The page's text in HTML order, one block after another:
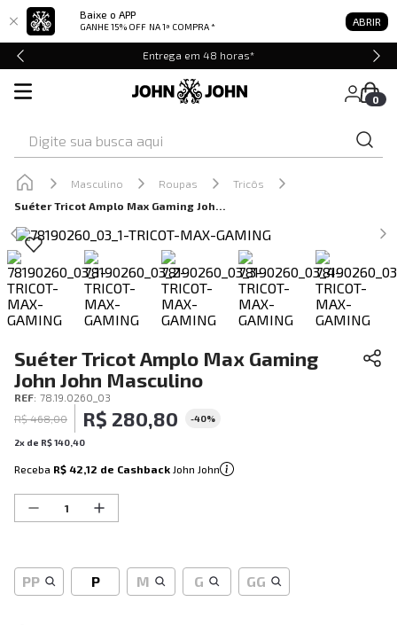
Baixe o APP
GANHE 15% OFF NA 1ª COMPRA * ABRIR
Entrega em 48 horas*
0
Masculino Roupas
Tricôs
Suéter Tricot Amplo Max Gaming John John Masculino
Suéter Tricot Amplo Max Gaming
John John Masculino
REF: 78.19.0260_03
R$ 468,00 R$ 280,80 -40%
2x de R$140 40
Receba R$ 42,12 de Cashback John John
PP P M G GG